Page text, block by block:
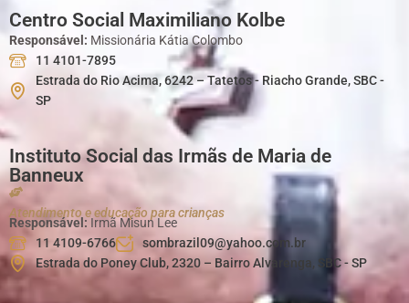
Centro Social Maximiliano Kolbe
Responsável: Missionária Kátia Colombo
11 4101-7895
Estrada do Rio Acima, 6242 – Tatetos - Riacho Grande, SBC -
SP
Instituto Social das Irmãs de Maria de
Banneux
Atendimento e educação para crianças
Responsável: Irmã Misun Lee
11 4109-6766
sombrazil09@yahoo.com.br
Estrada do Poney Club, 2320 – Bairro Alvarenga, SBC - SP